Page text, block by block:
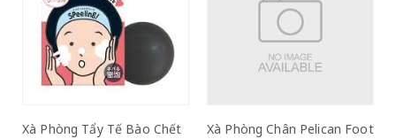
Xà Phòng Tẩy Tế Bào Chết
Xà Phòng Chân Pelican Foot